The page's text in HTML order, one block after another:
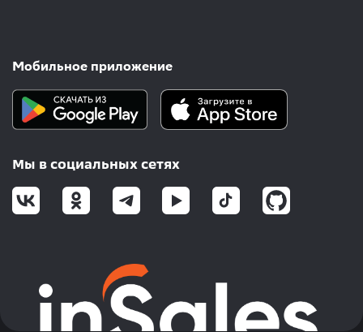
Мобильное приложение
Мы в социальных сетях